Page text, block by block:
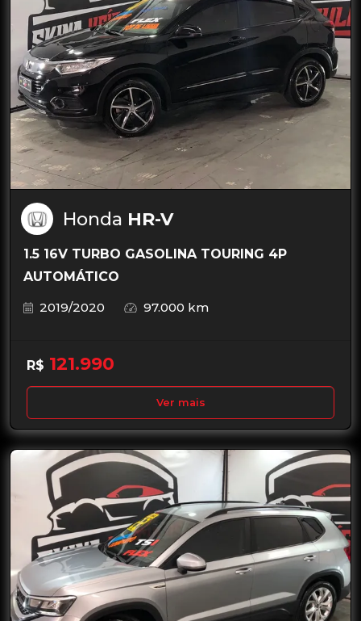
Honda HR-V
1.5 16V TURBO GASOLINA TOURING 4P
AUTOMÁTICO
2019/2020
97.000 km
R$ 121.990
Ver mais